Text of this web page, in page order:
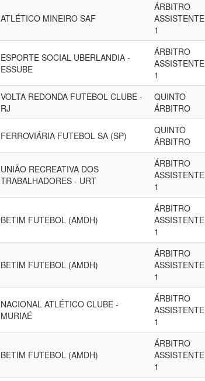
ATLÉTICO MINEIRO SAF
ÁRBITRO
ASSISTENTE
1
ESPORTE SOCIAL UBERLANDIA -
ESSUBE
ÁRBITRO
ASSISTENTE
1
VOLTA REDONDA FUTEBOL CLUBE -
RJ
QUINTO
ÁRBITRO
FERROVIÁRIA FUTEBOL SA (SP)
QUINTO
ÁRBITRO
UNIÃO RECREATIVA DOS
TRABALHADORES - URT
ÁRBITRO
ASSISTENTE
1
BETIM FUTEBOL (AMDH)
ÁRBITRO
ASSISTENTE
1
BETIM FUTEBOL (AMDH)
ÁRBITRO
ASSISTENTE
1
NACIONAL ATLÉTICO CLUBE -
MURIAÉ
ÁRBITRO
ASSISTENTE
1
BETIM FUTEBOL (AMDH)
ÁRBITRO
ASSISTENTE
1